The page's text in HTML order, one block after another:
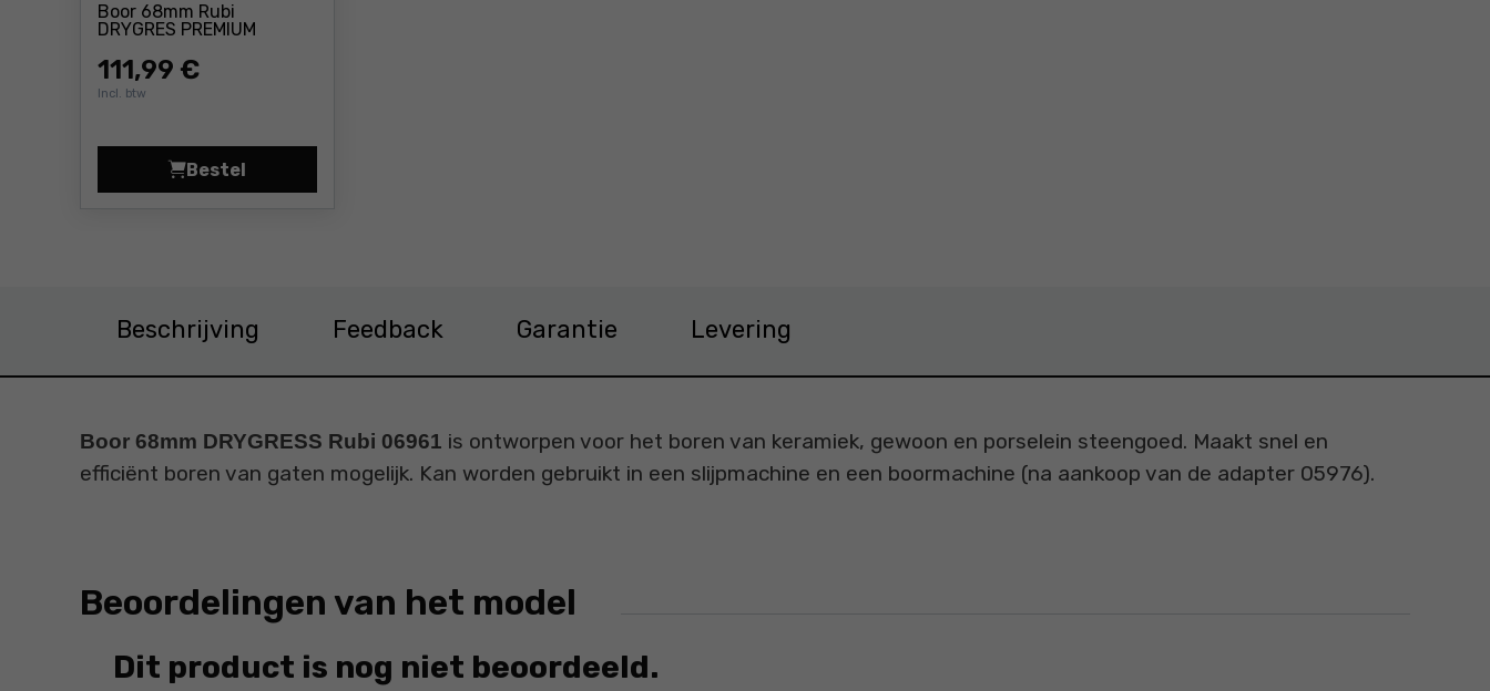
Boor 68mm Rubi
DRYGRES PREMIUM
111,99 €
Incl. btw
Bestel
Boor 68mm Rubi DRYGRES PREMIUM Prijs 111,99 €
Beschrijving Feedback Garantie Levering
Boor 68mm DRYGRESS Rubi 06961 is ontworpen voor het boren van keramiek, gewoon en porselein steengoed. Maakt snel en
efficiënt boren van gaten mogelijk. Kan worden gebruikt in een slijpmachine en een boormachine (na aankoop van de adapter 05976).
Beoordelingen van het model
Dit product is nog niet beoordeeld.